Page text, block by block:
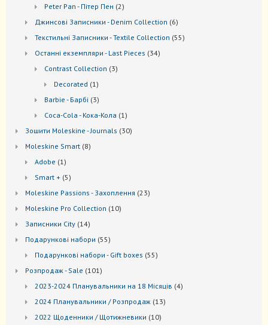
Peter Pan - Пітер Пен 22
Джинсові Записники - Denim Collection 66
Текстильні Записники - Textile Collection 5555
Останні екземпляри - Last Pieces 3434
Contrast Collection 33
Decorated 1 1
Barbie - Барбі 33
Coca-Cola - Кока-Кола 1 1
Зошити Moleskine - Journals 3030
Моleskine Smart 88
Adobe 1 1
Smart + 55
Moleskine Passions - Захоплення 2323
Мoleskine Pro Collection 1010
Записники City 1414
Подарункові набори 5555
Подарункові набори - Gift boxes 5555
Розпродаж - Sale 101 101
2023-2024 Планувальники на 18 Місяців 44
2024 Планувальники / Розпродаж 1313
2022 Щоденники / Щотижневики 1010